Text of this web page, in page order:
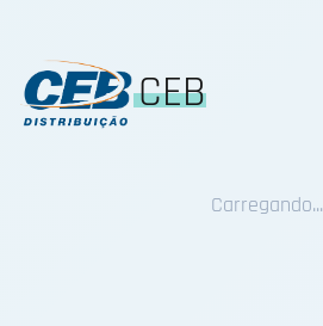
CEB
Carregando...